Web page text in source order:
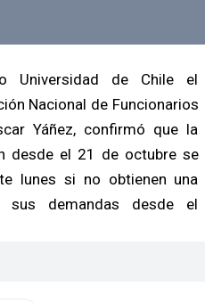
Universidad de Chile el
Nacional de Funcionarios
Yáñez, confirmó que la
desde el 21 de octubre se
lunes si no obtienen una
sus demandas desde el